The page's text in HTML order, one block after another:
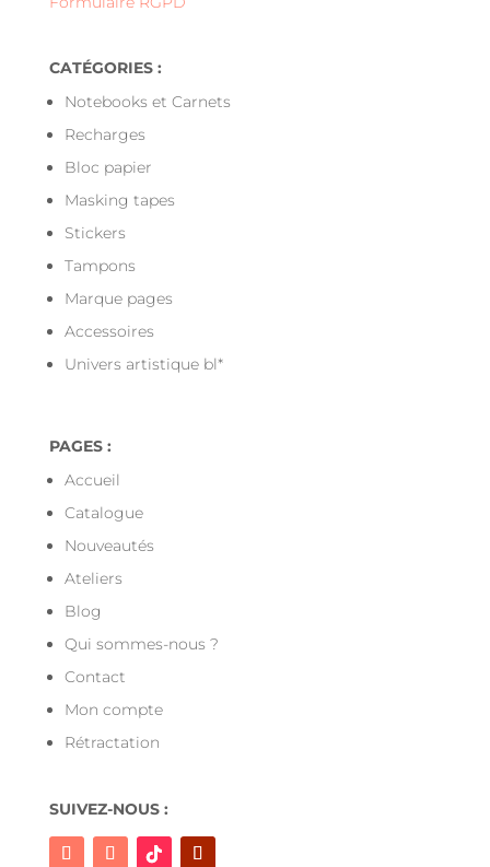
CATÉGORIES :
Notebooks et Carnets
Recharges
Bloc papier
Masking tapes
Stickers
Tampons
Marque pages
Accessoires
Univers artistique bl*
PAGES :
Accueil
Catalogue
Nouveautés
Ateliers
Blog
Qui sommes-nous ?
Contact
Mon compte
Rétractation
SUIVEZ-NOUS :